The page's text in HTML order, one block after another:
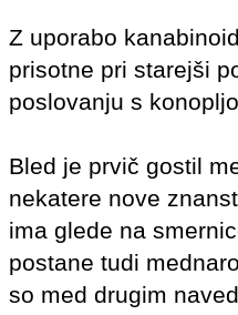
Z uporabo
prisotne pri starejši
poslovanju s
Bled je prvič gostil
nekatere nove
ima glede na
postane tudi
so med drugim